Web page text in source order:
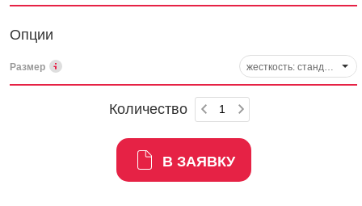
Опции
Размер жесткость: стандартная - синий, арт. RRM226
Количество
В ЗАЯВКУ